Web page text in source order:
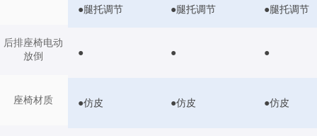
后排座椅电动
放倒
座椅材质
●腿托调节
●腿托调节
●腿托调节
● ● ●
●仿皮 ●仿皮 ●仿皮